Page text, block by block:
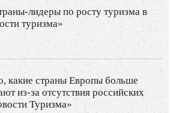
лидеры по росту туризма в
туризма»
какие страны Европы больше
из-за отсутствия российских
Туризма»